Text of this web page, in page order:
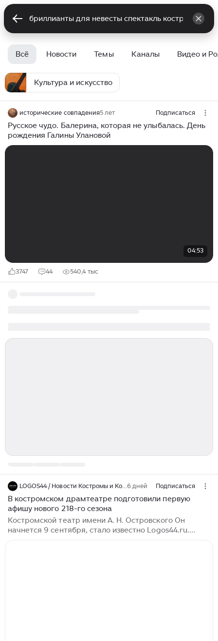
Всё Новости Темы Каналы Видео и
Культура и искусство
исторические совпадения5 лет Подписаться
Русское чудо. Балерина, которая не улыбалась. День
рождения Галины Улановой
04:53
3747 44 540,4 тыс
LOGOS44 / Новости Костромы и Костромской области6 дней Подписаться
В костромском драмтеатре подготовили первую
афишу нового 218-го сезона
Костромской театр имени А. Н. Островского Он
начнется 9 сентября, стало известно Logos44.ru.